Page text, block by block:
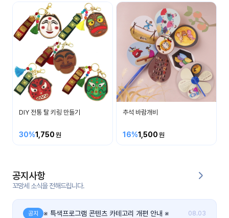
뮤
공지
사항
이벤
우리
기
후기
판
타그
램
그
DIY 전통 탈 키링 만들기
30%1,750
추석 바람개비
16%1,500
공지사항
꼬망세 소식을 전해드립니다.
공지 ※ 특색프로그램 콘텐츠 카테고리 개편 안내 ※ 08.03